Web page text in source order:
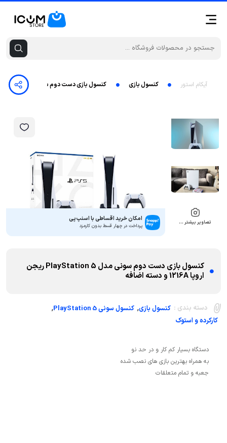
آیکام استور کنسول بازی کنسول بازی دست دوم سونی مدل PlayStation 5 ریجن اروپا 1216A و دسته اضافه
تصاویر بیشتر … امکان خرید اقساطی با اسنپ‌پی
پرداخت در چهار قسط بدون کارمزد
کنسول بازی دست دوم سونی مدل PlayStation 5 ریجن
اروپا 1216A و دسته اضافه
دسته بندی : کنسول بازی, کنسول سونی PlayStation 5 ,
کارکرده و استوک
جعبه و تمام متعلقات